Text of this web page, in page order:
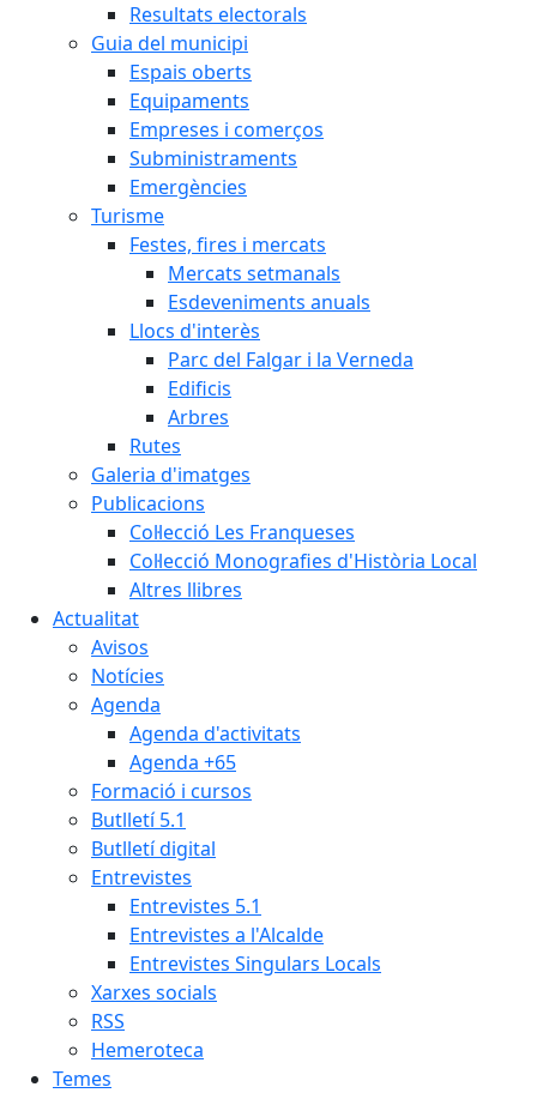
Resultats electorals
Guia del municipi
Espais oberts
Equipaments
Empreses i comerços
Subministraments
Emergències
Turisme
Festes, fires i mercats
Mercats setmanals
Esdeveniments anuals
Llocs d'interès
Parc del Falgar i la Verneda
Edificis
Arbres
Rutes
Galeria d'imatges
Publicacions
Col·lecció Les Franqueses
Col·lecció Monografies d'Història Local
Altres llibres
Actualitat
Avisos
Notícies
Agenda
Agenda d'activitats
Agenda +65
Formació i cursos
Butlletí 5.1
Butlletí digital
Entrevistes
Entrevistes 5.1
Entrevistes a l'Alcalde
Entrevistes Singulars Locals
Xarxes socials
RSS
Hemeroteca
Temes